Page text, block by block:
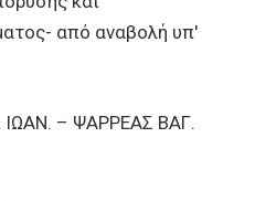
από αναβολή υπ'
– ΨΑΡΡΕΑΣ ΒΑΓ.